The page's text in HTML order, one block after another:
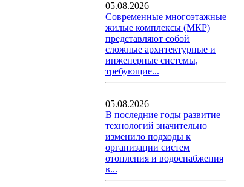
05.08.2026
Современные многоэтажные
жилые комплексы (МКР)
представляют собой
сложные архитектурные и
инженерные системы,
требующие...
05.08.2026
В последние годы развитие
технологий значительно
изменило подходы к
организации систем
отопления и водоснабжения
в...